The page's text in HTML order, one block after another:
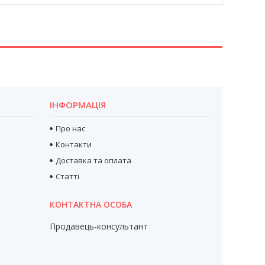
ІНФОРМАЦІЯ
Про нас
Контакти
Доставка та оплата
Статті
Продавець-консультант